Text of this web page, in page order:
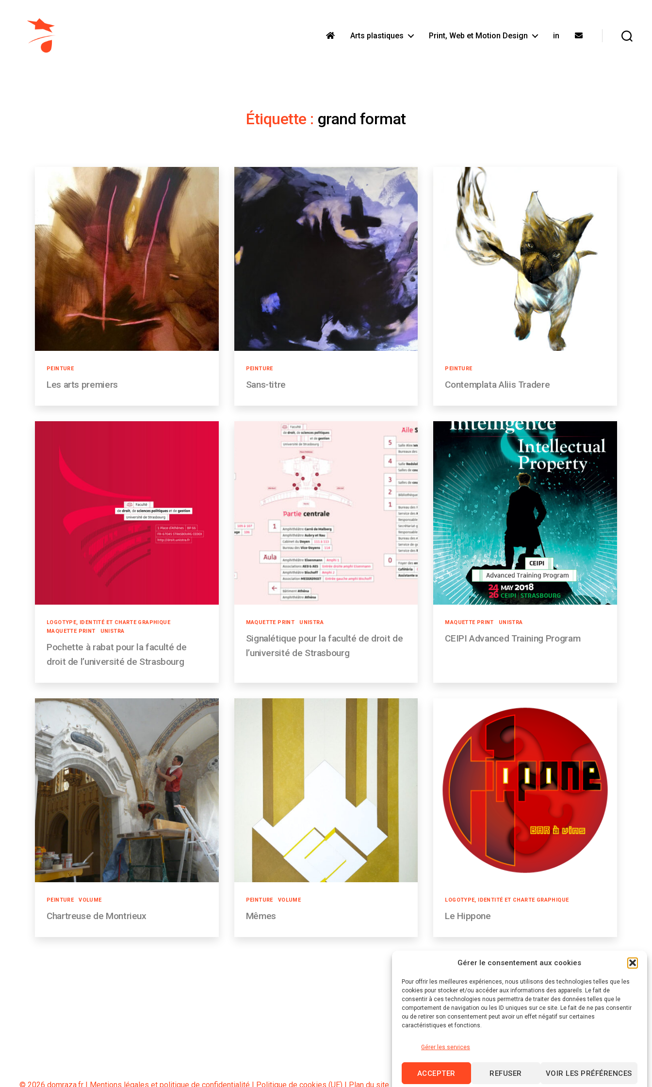
Gérer le consentement aux cookies
Pour offrir les meilleures expériences, nous utilisons des technologies telles que les
cookies pour stocker et/ou accéder aux informations des appareils. Le fait de
consentir à ces technologies nous permettra de traiter des données telles que le
comportement de navigation ou les ID uniques sur ce site. Le fait de ne pas consentir
ou de retirer son consentement peut avoir un effet négatif sur certaines
caractéristiques et fonctions.
Gérer les services
ACCEPTER REFUSER VOIR LES PRÉFÉRENCES
Arts plastiques Print, Web et Motion Design in
Étiquette : grand format
Catégories
PEINTURE
Les arts premiers
Catégories
PEINTURE
Sans-titre
Catégories
PEINTURE
Contemplata Aliis Tradere
Catégories
LOGOTYPE, IDENTITÉ ET CHARTE GRAPHIQUE
MAQUETTE PRINT
UNISTRA
Pochette à rabat pour la faculté de
droit de l’université de Strasbourg
Catégories
MAQUETTE PRINT UNISTRA
Signalétique pour la faculté de droit de
l’université de Strasbourg
Catégories
MAQUETTE PRINT UNISTRA
CEIPI Advanced Training Program
Catégories
PEINTURE VOLUME
Chartreuse de Montrieux
Catégories
PEINTURE VOLUME
Mêmes
Catégories
LOGOTYPE, IDENTITÉ ET CHARTE GRAPHIQUE
Le Hippone
© 2026 domraza.fr | Mentions légales et politique de confidentialité | Politique de cookies (UE) | Plan du site